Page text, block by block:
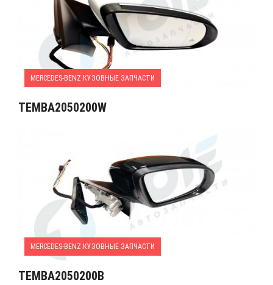
MERCEDES-BENZ КУЗОВНЫЕ ЗАПЧАСТИ
TEMBA2050200W
MERCEDES-BENZ КУЗОВНЫЕ ЗАПЧАСТИ
TEMBA2050200B